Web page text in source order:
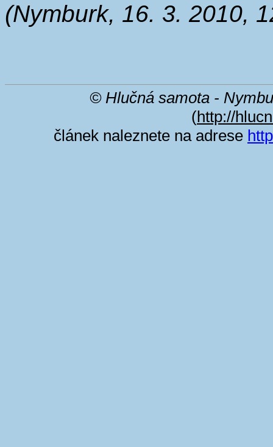
(Nymburk, 16. 3. 2010,
© Hlučná samota -
(http://
článek naleznete na adrese